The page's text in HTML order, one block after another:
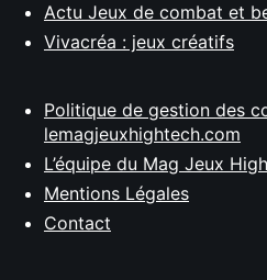
Actu Jeux de combat et
Vivacréa : jeux créatifs
Politique de gestion des
lemagjeuxhightech.com
L’équipe du Mag Jeux
Mentions Légales
Contact